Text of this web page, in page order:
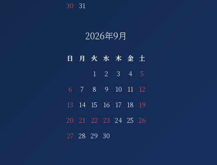
30
31
2026年9月
日 月 火 水 木 金
土
1
2 3 4
5
6
7 8 9 10 11
12
13
14 15 16 17 18
19
20
21 22 23 24 25 26
27 28 29 30